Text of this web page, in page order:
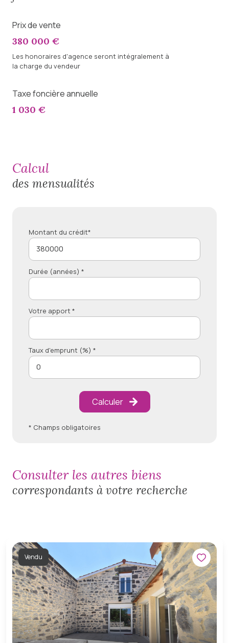
Prix de vente
380 000 €
Les honoraires d'agence seront intégralement à
la charge du vendeur
Taxe foncière annuelle
1 030 €
calcul
des mensualités
Montant du crédit*
Durée (années) *
Votre apport *
Taux d'emprunt (%) *
Calculer
* Champs obligatoires
consulter les autres biens
correspondants à votre recherche
Vendu